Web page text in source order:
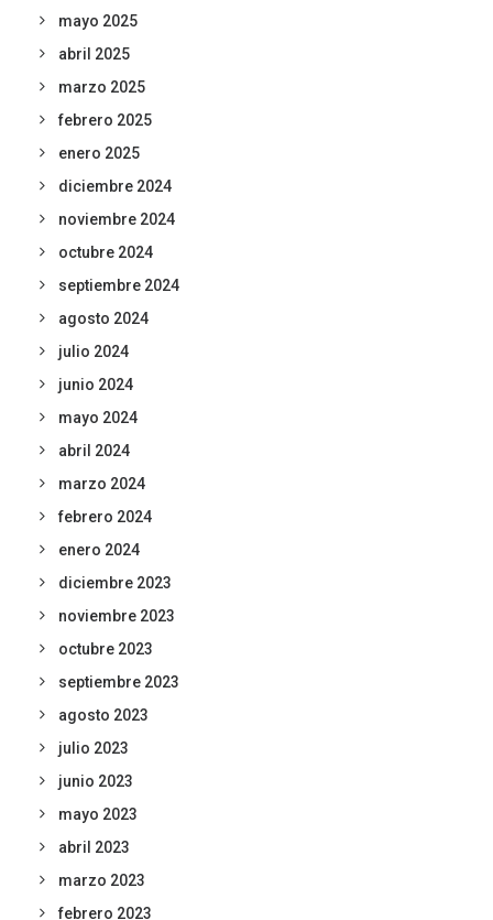
mayo 2025
abril 2025
marzo 2025
febrero 2025
enero 2025
diciembre 2024
noviembre 2024
octubre 2024
septiembre 2024
agosto 2024
julio 2024
junio 2024
mayo 2024
abril 2024
marzo 2024
febrero 2024
enero 2024
diciembre 2023
noviembre 2023
octubre 2023
septiembre 2023
agosto 2023
julio 2023
junio 2023
mayo 2023
abril 2023
marzo 2023
febrero 2023